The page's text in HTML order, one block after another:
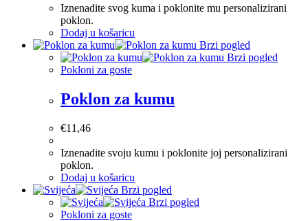
Iznenadite svog kuma i poklonite mu personalizirani
poklon.
Dodaj u košaricu
Brzi pogled
Brzi pogled
Pokloni za goste
Poklon za kumu
€11,46
Iznenadite svoju kumu i poklonite joj personalizirani
poklon.
Dodaj u košaricu
Brzi pogled
Brzi pogled
Pokloni za goste